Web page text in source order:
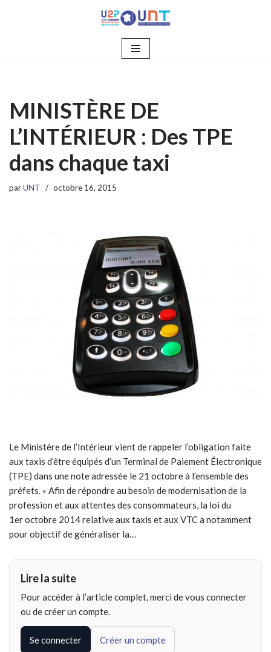
MINISTÈRE DE
L’INTÉRIEUR : Des TPE
dans chaque taxi
parUNT octobre 16, 2015
Le Ministère de l’Intérieur vient de rappeler l’obligation faite
aux taxis d’être équipés d’un Terminal de Paiement Électronique
(TPE) dans une note adressée le 21 octobre à l’ensemble des
préfets. « Afin de répondre au besoin de modernisation de la
profession et aux attentes des consommateurs, la loi du
1er octobre 2014 relative aux taxis et aux VTC a notamment
pour objectif de généraliser la…
Lire la suite
Pour accéder à l’article complet, merci de vous connecter
ou de créer un compte.
Se connecter Créer un compte